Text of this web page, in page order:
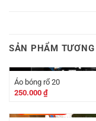
SẢN PHẨM
Áo bóng rổ 20
250.000 ₫